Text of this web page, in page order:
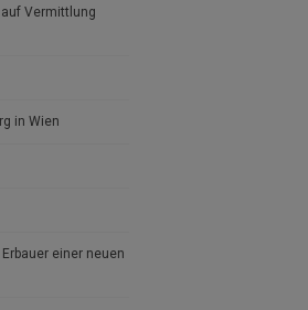
auf Vermittlung
in Wien
einer neuen